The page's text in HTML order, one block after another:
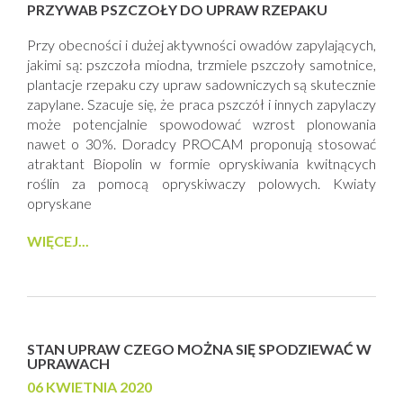
PRZYWAB PSZCZOŁY DO UPRAW RZEPAKU
Przy obecności i dużej aktywności owadów zapylających,
jakimi są: pszczoła miodna, trzmiele pszczoły samotnice,
plantacje rzepaku czy upraw sadowniczych są skutecznie
zapylane. Szacuje się, że praca pszczół i innych zapylaczy
może potencjalnie spowodować wzrost plonowania
nawet o 30%. Doradcy PROCAM proponują stosować
atraktant Biopolin w formie opryskiwania kwitnących
roślin za pomocą opryskiwaczy polowych. Kwiaty
opryskane
WIĘCEJ...
STAN UPRAW CZEGO MOŻNA SIĘ SPODZIEWAĆ W
UPRAWACH
06 KWIETNIA 2020